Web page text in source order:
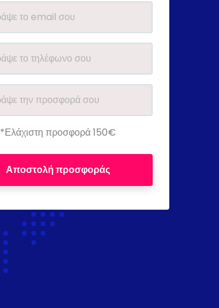
*Ελάχιστη προσφορά 150€
Αποστολή προσφοράς